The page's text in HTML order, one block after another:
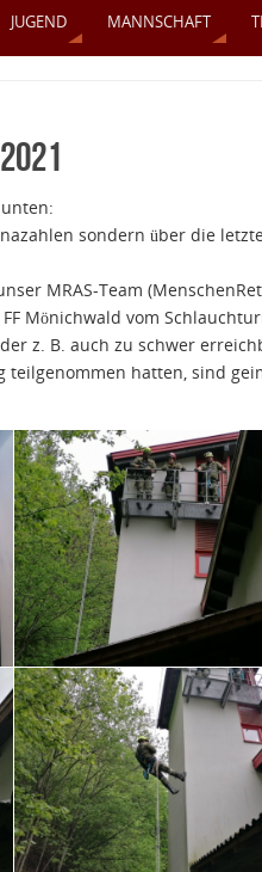
JUGEND MANNSCHAFT
sondern über die
MRAS-Team
Mönichwald vom
z. B. auch zu schwer
teilgenommen hatten, sind